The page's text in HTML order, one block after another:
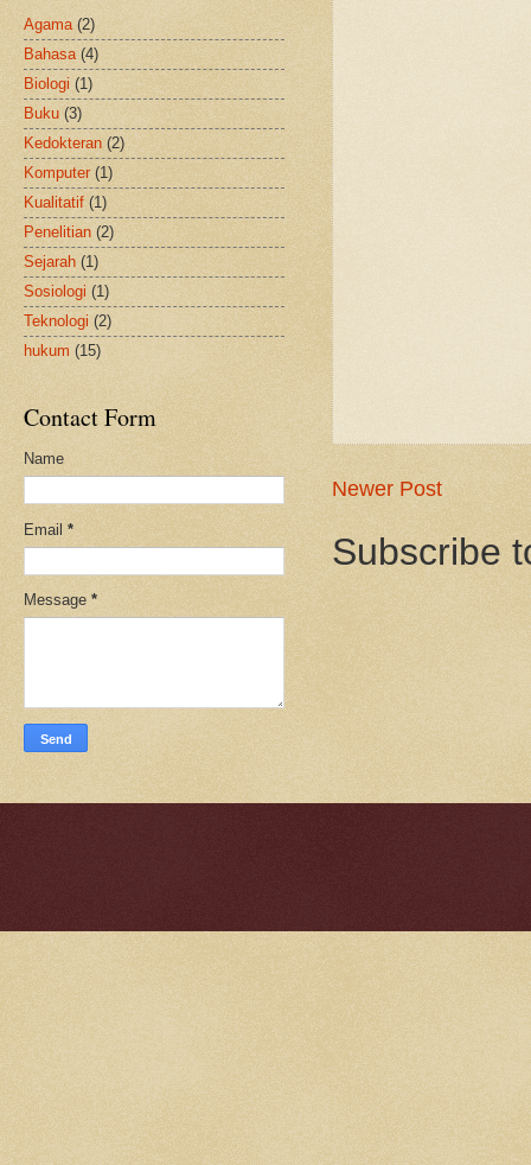
Newer Post
Subscribe
Agama (2)
Bahasa (4)
Biologi (1)
Buku (3)
Kedokteran (2)
Komputer (1)
Kualitatif (1)
Penelitian (2)
Sejarah (1)
Sosiologi (1)
Teknologi (2)
hukum (15)
Contact Form
Name
Email *
Message *